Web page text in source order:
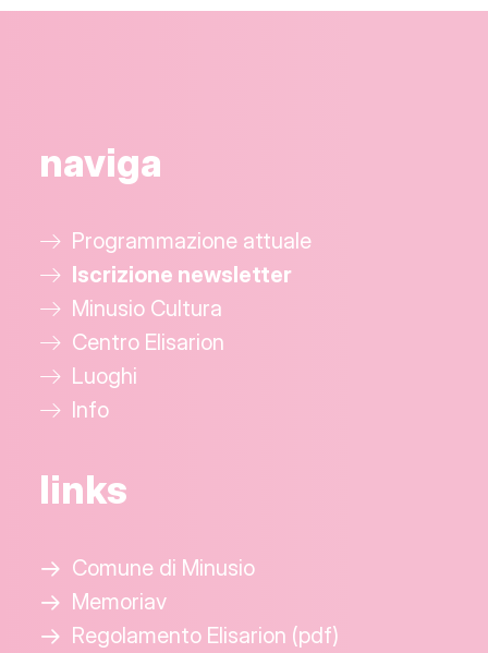
naviga
Programmazione attuale
Iscrizione newsletter
Minusio Cultura
Centro Elisarion
Luoghi
Info
links
Comune di Minusio
Memoriav
Regolamento Elisarion (pdf)